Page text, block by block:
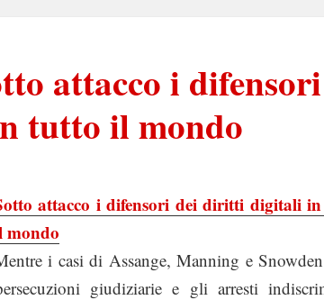
attacco i difensori
tutto il mondo
attacco i difensori dei diritti digitali
mondo
i casi di Assange, Manning e
giudiziarie e gli arresti